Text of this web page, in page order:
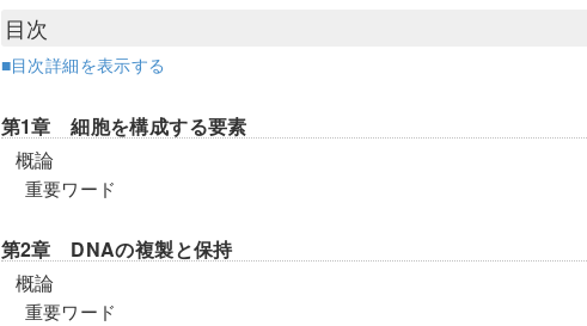
目次
■目次詳細を表示する
第1章 細胞を構成する要素
概論
重要ワード
第2章 DNAの複製と保持
概論
重要ワード